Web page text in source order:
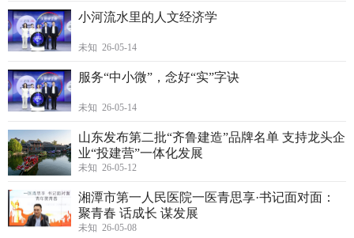
小河流水里的人文经济学
未知 26-05-14
服务“中小微”，念好“实”字诀
未知 26-05-14
山东发布第二批“齐鲁建造”品牌名单 支持龙头企
业“投建营”一体化发展
未知 26-05-12
湘潭市第一人民医院一医青思享·书记面对面：
聚青春 话成长 谋发展
未知 26-05-08